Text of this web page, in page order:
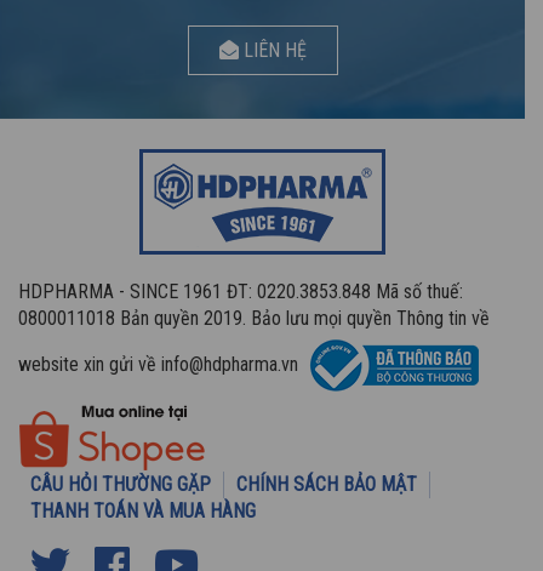
LIÊN HỆ
HDPHARMA - SINCE 1961 ĐT: 0220.3853.848 Mã số thuế:
0800011018 Bản quyền 2019. Bảo lưu mọi quyền Thông tin về
website xin gửi về info@hdpharma.vn
CÂU HỎI THƯỜNG GẶP
CHÍNH SÁCH BẢO MẬT
THANH TOÁN VÀ MUA HÀNG